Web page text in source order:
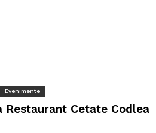
Evenimente
Restaurant Cetate Codlea